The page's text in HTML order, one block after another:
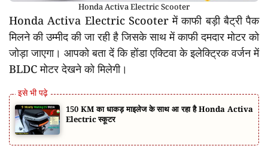
Honda Activa Electric Scooter
Honda Activa Electric Scooter में काफी बड़ी बैट्री पैक
मिलने की उम्मीद की जा रही है जिसके साथ में काफी दमदार मोटर को
जोड़ा जाएगा। आपको बता दें कि होंडा एक्टिवा के इलेक्ट्रिक वर्जन में
BLDC मोटर देखने को मिलेगी।
150 KM का धाकड़ माइलेज के साथ आ रहा है Honda Activa
Electric स्कूटर